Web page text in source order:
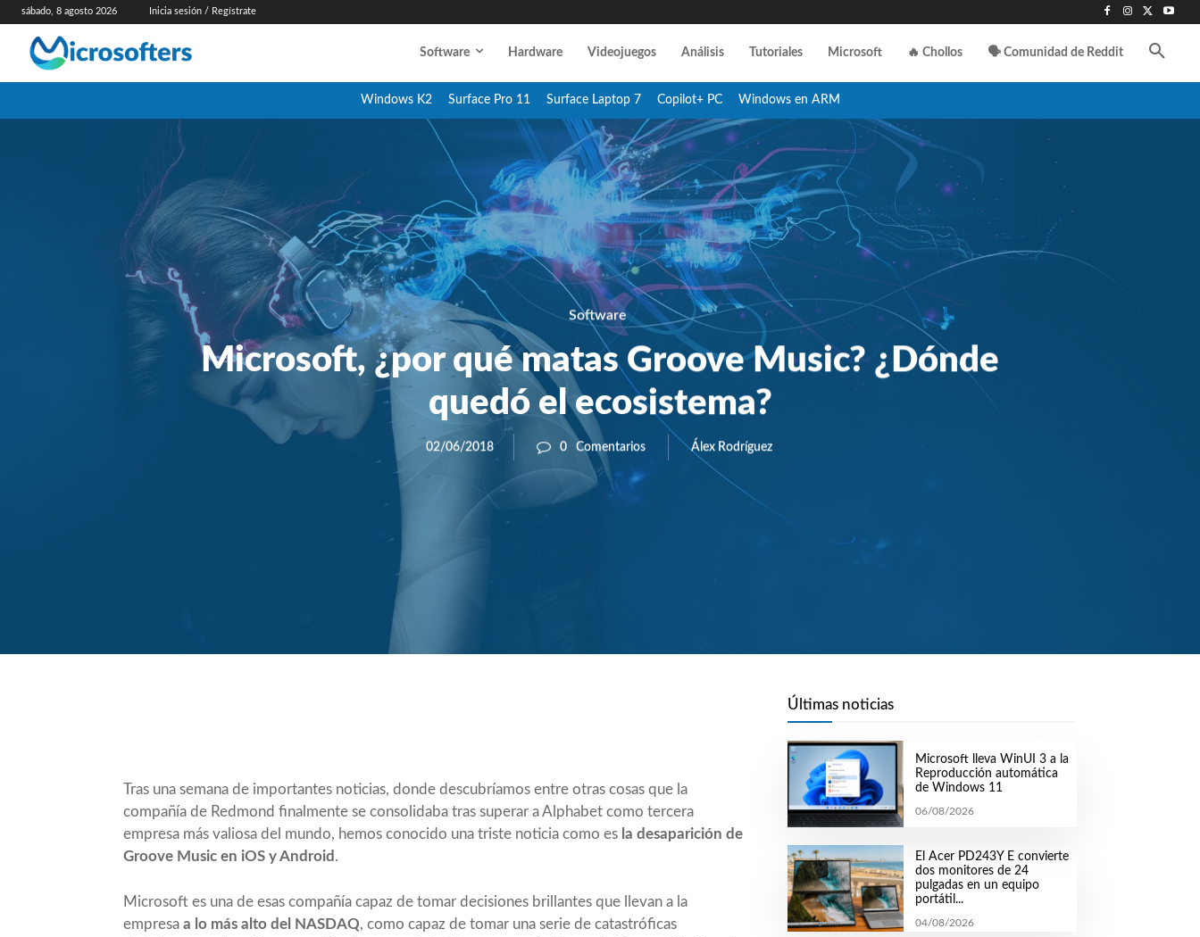
sábado, 8 agosto 2026 Inicia sesión / Regístrate
Software Hardware Videojuegos Análisis Tutoriales Microsoft 🔥 Chollos 🗣️ Comunidad de Reddit
Windows K2 Surface Pro 11 Surface Laptop 7 Copilot+ PC Windows en ARM
Software
Microsoft, ¿por qué matas Groove Music? ¿Dónde
quedó el ecosistema?
02/06/2018 0 Comentarios Álex Rodríguez
Tras una semana de importantes noticias, donde descubríamos entre otras cosas que la
compañía de Redmond finalmente se consolidaba tras superar a Alphabet como tercera
empresa más valiosa del mundo, hemos conocido una triste noticia como es la desaparición de
Groove Music en iOS y Android .
Microsoft es una de esas compañía capaz de tomar decisiones brillantes que llevan a la
empresa a lo más alto del NASDAQ, como capaz de tomar una serie de catastróficas
Últimas noticias
Microsoft lleva WinUI 3 a la
Reproducción automática
de Windows 11
06/08/2026
El Acer PD243Y E convierte
dos monitores de 24
pulgadas en un equipo
portátil...
04/08/2026